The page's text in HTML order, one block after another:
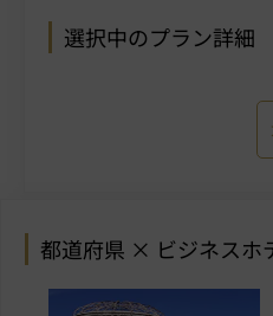
選択中のプラン詳細
都道府県 × ビジネスホ